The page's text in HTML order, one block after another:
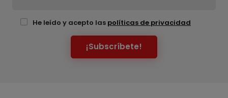
He leído y acepto las políticas de privacidad
¡Subscríbete!